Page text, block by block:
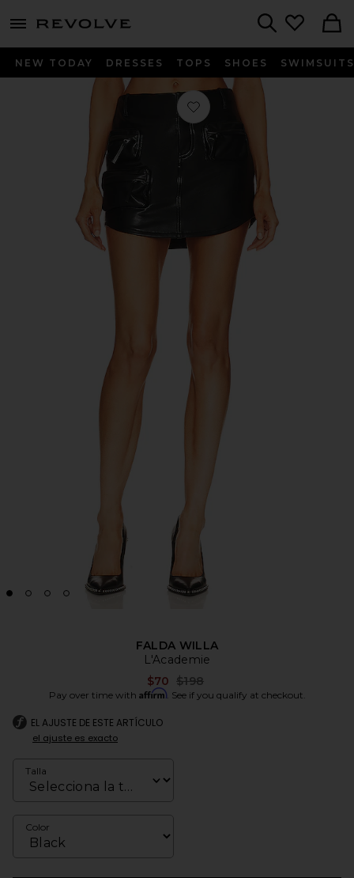
menu - shows more content
NEW TODAY DRESSES TOPS SHOES SWIMSUITS
Favorito FALDA WILLA
FALDA WILLA
L'Academie
$70 Previous price:
$198
Pay over time with Affirm. See if you qualify at checkout.
EL AJUSTE DE ESTE ARTÍCULO
el ajuste es exacto
Talla
Color